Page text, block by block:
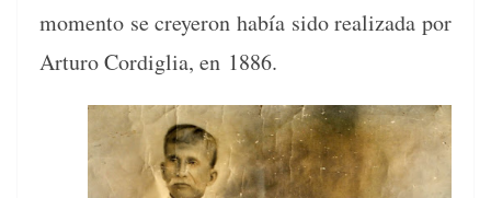
momen­to se creyeron había sido real­iza­da por
Arturo Cordiglia, en 1886.